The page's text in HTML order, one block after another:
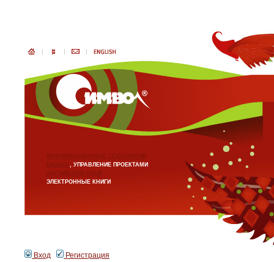
ИНФОРМАЦИОННЫЕ ТЕХНОЛОГИИ
БИЗНЕС, УПРАВЛЕНИЕ ПРОЕКТАМИ
АНГЛИЙСКИЙ ЯЗЫК
ЭЛЕКТРОННЫЕ КНИГИ
Вход
Регистрация